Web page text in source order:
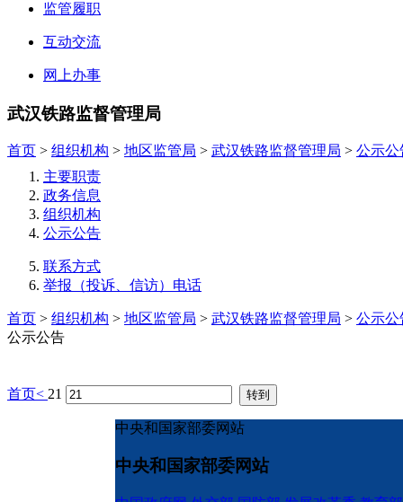
监管履职
互动交流
网上办事
武汉铁路监督管理局
首页 > 组织机构 > 地区监管局 > 武汉铁路监督管理局 > 公示公
主要职责
政务信息
组织机构
公示公告
联系方式
举报（投诉、信访）电话
首页 > 组织机构 > 地区监管局 > 武汉铁路监督管理局 > 公示公
公示公告
首页< 21
中央和国家部委网站
中央和国家部委网站